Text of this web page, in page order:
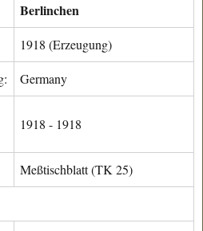
Berlinchen
1918 (Erzeugung)
Germany
1918 - 1918
Meßtischblatt (TK 25)